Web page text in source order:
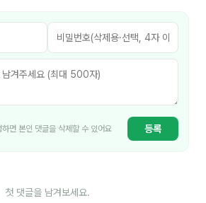
하면 본인 댓글을 삭제할 수 있어요 등록
첫 댓글을 남겨보세요.